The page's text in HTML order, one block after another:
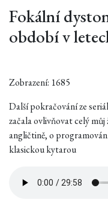
Fokální
období v
Zobrazení: 1685
Další pokračování ze
začala ovlivňovat celý můj
angličtině, o
klasickou kytarou